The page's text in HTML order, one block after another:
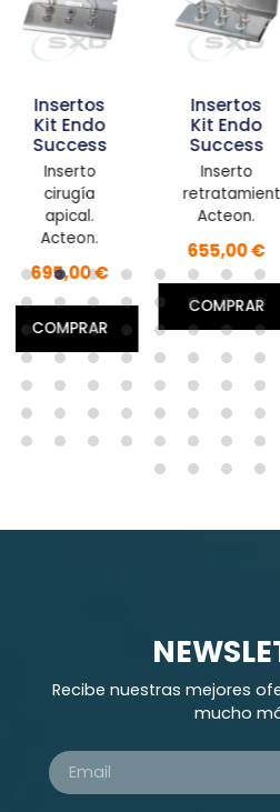
Insertos
Kit Endo
Success
retratamiento.
655,00 €
COMPRAR
Recibe nuestras mejores
mucho